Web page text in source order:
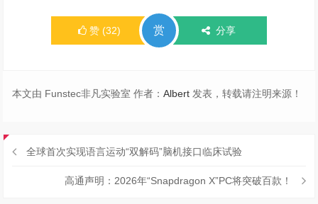
赞 (32) 赏 分享
本文由 Funstec非凡实验室 作者：Albert 发表，转载请注明来源！
全球首次实现语言运动“双解码”脑机接口临床试验
高通声明：2026年“Snapdragon X”PC将突破百款！